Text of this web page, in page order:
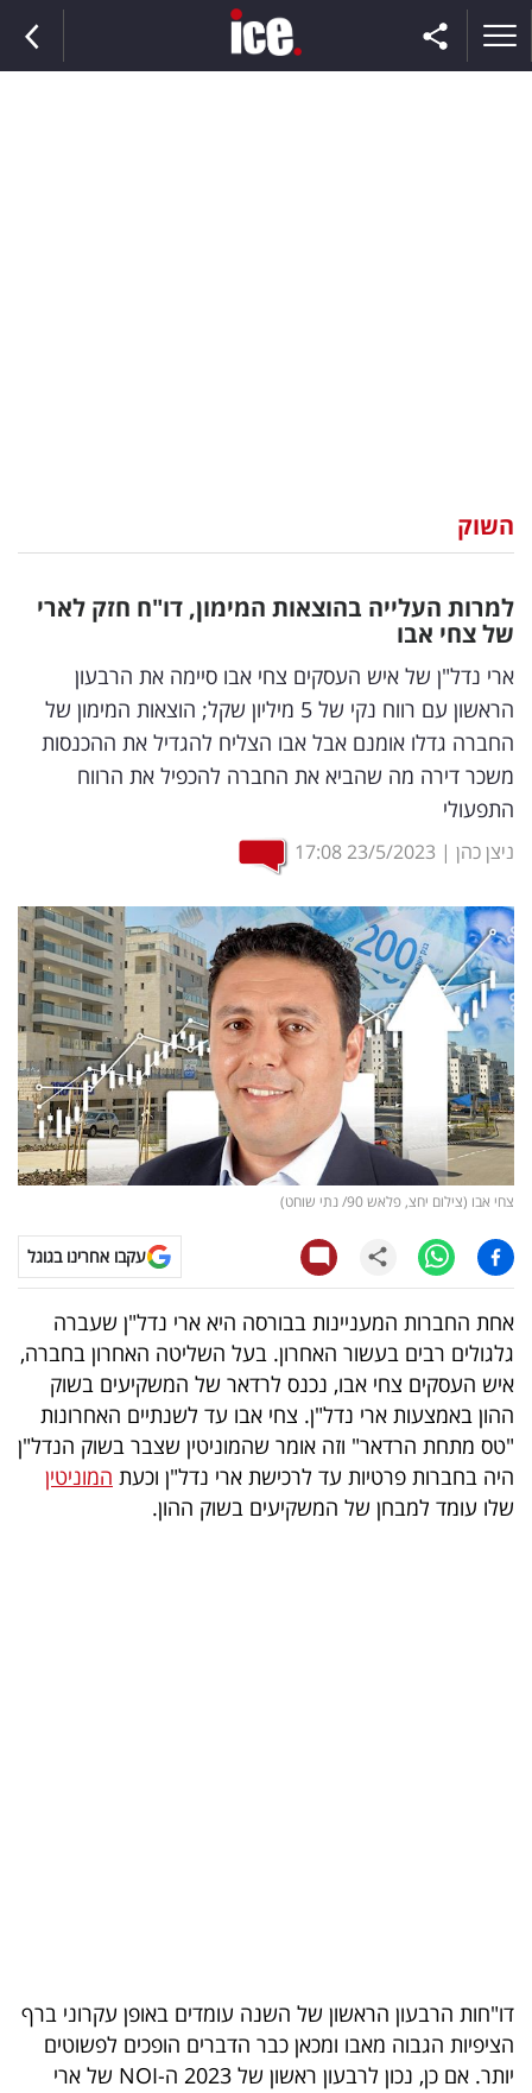
וצרכנות
דיגיטל
וטק
שיווק
ופרסום
משפט
מדדים
ומחקרים
דעות
רכילות
עסקית
קריפטו
ויראלי
עסקי
ספורט
קריירה
ולימודים
מינויים
רייטינג
פודקאסט
40
השוק
למרות העלייה בהוצאות המימון, דו"ח חזק לארי
של צחי אבו
ארי נדל"ן של איש העסקים צחי אבו סיימה את הרבעון
הראשון עם רווח נקי של 5 מיליון שקל; הוצאות המימון של
החברה גדלו אומנם אבל אבו הצליח להגדיל את ההכנסות
משכר דירה מה שהביא את החברה להכפיל את הרווח
התפעולי
ניצן כהן |
23/5/2023
17:08
צחי אבו (צילום יחצ, פלאש 90/ נתי שוחט)
עקבו אחרינו בגוגל
אחת החברות המעניינות בבורסה היא ארי נדל"ן שעברה
גלגולים רבים בעשור האחרון. בעל השליטה האחרון בחברה,
איש העסקים צחי אבו, נכנס לרדאר של המשקיעים בשוק
ההון באמצעות ארי נדל"ן. צחי אבו עד לשנתיים האחרונות
"טס מתחת הרדאר" וזה אומר שהמוניטין שצבר בשוק הנדל"ן
היה בחברות פרטיות עד לרכישת ארי נדל"ן וכעת המוניטין
שלו עומד למבחן של המשקיעים בשוק ההון.
דו"חות הרבעון הראשון של השנה עומדים באופן עקרוני ברף
הציפיות הגבוה מאבו ומכאן כבר הדברים הופכים לפשוטים
יותר. אם כן, נכון לרבעון ראשון של 2023 ה-NOI של ארי